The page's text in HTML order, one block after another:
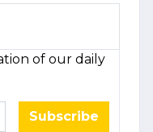
of our daily
Subscribe